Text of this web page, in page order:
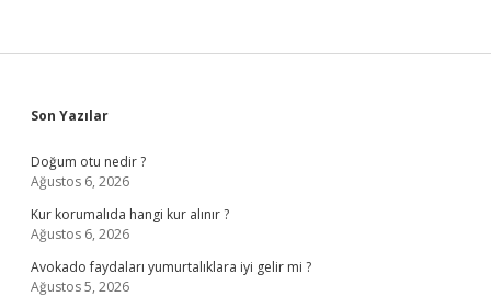
Sidebar
Son Yazılar
Doğum otu nedir ?
Ağustos 6, 2026
Kur korumalıda hangi kur alınır ?
Ağustos 6, 2026
Avokado faydaları yumurtalıklara iyi gelir mi ?
Ağustos 5, 2026